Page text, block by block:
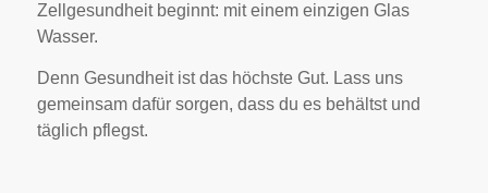
Zellgesundheit beginnt: mit einem einzigen Glas
Wasser.
Denn Gesundheit ist das höchste Gut. Lass uns
gemeinsam dafür sorgen, dass du es behältst und
täglich pflegst.